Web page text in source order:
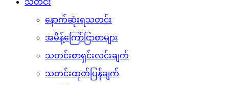
သတင်း
နောက်ဆုံးရသတင်း
အမိန့်ကြော်ငြာစာများ
သတင်းစာရှင်းလင်းချက်
သတင်းထုတ်ပြန်ချက်